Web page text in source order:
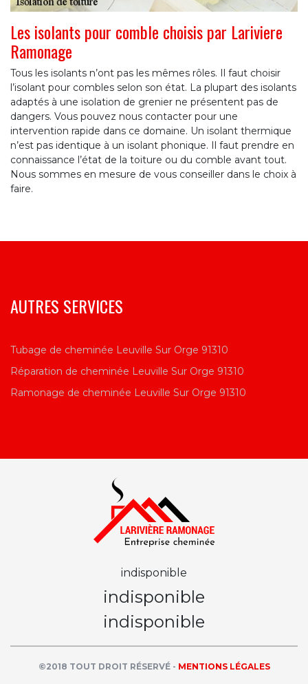
Les isolants pour comble choisis par Lariviere
Ramonage
Tous les isolants n’ont pas les mêmes rôles. Il faut choisir
l’isolant pour combles selon son état. La plupart des isolants
adaptés à une isolation de grenier ne présentent pas de
dangers. Vous pouvez nous contacter pour une
intervention rapide dans ce domaine. Un isolant thermique
n’est pas identique à un isolant phonique. Il faut prendre en
connaissance l’état de la toiture ou du comble avant tout.
Nous sommes en mesure de vous conseiller dans le choix à
faire.
AUTRES SERVICES
Tubage de cheminée Leuville Sur Orge 91310
Réparation de cheminée Leuville Sur Orge 91310
Ramonage de cheminée Leuville Sur Orge 91310
indisponible
indisponible
indisponible
©2018 TOUT DROIT RÉSERVÉ - MENTIONS LÉGALES